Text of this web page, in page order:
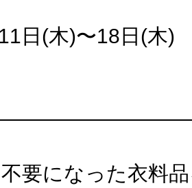
日(木)〜18日(木)
要になった衣料